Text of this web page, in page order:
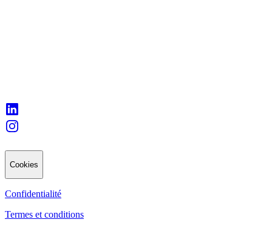
Cookies
Confidentialité
Termes et conditions